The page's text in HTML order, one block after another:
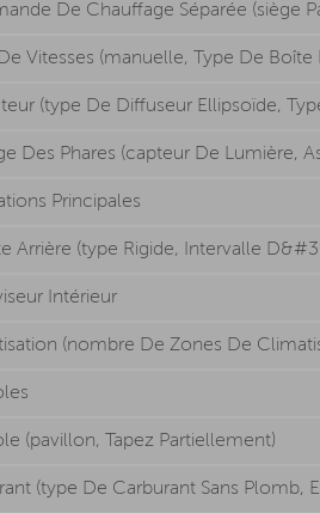
De Chauffage Séparée (siège
Vitesses (manuelle, Type De
(type De Diffuseur Ellipsoïde,
Des Phares (capteur De Lumière,
Principales
Arrière (type Rigide, Intervalle
Intérieur
(nombre De Zones De
(pavillon, Tapez Partiellement)
(type De Carburant Sans Plomb,